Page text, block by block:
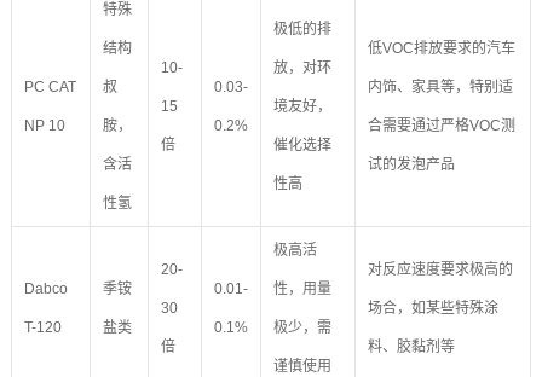
PC CAT
NP 10
特殊
结构
叔
胺，
含活
性氢
10-
15
倍
0.03-
0.2%
极低的排
放，对环
境友好，
催化选择
性高
低VOC排放要求的汽车
内饰、家具等，特别适
合需要通过严格VOC测
试的发泡产品
Dabco
T-120
季铵
盐类
20-
30
倍
0.01-
0.1%
极高活
性，用量
极少，需
谨慎使用
对反应速度要求极高的
场合，如某些特殊涂
料、胶黏剂等